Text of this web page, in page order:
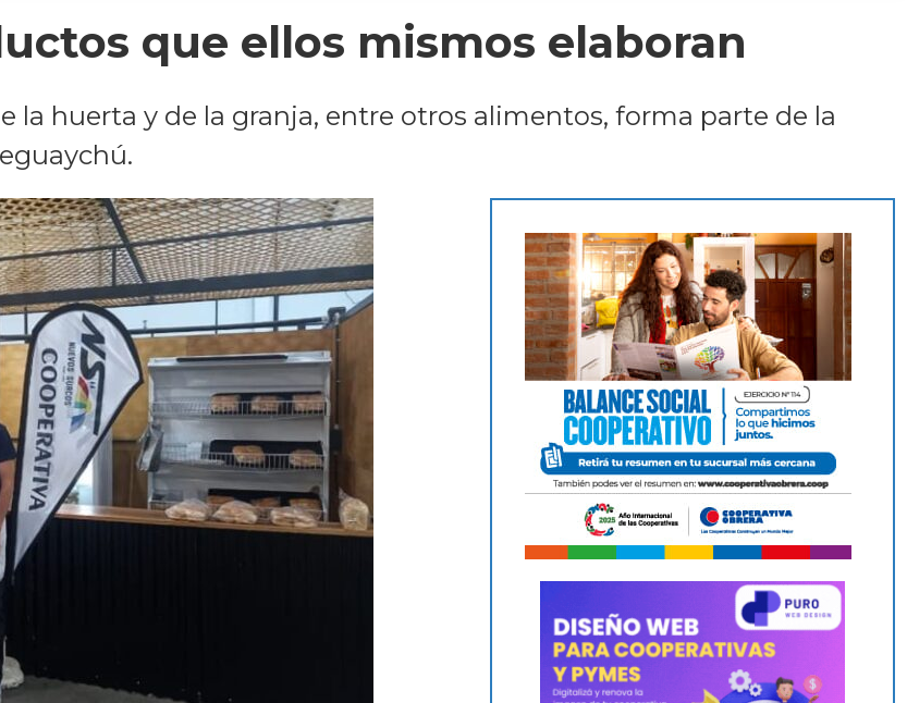
que ellos mismos elaboran
la huerta y de la granja, entre otros alimentos, forma parte de la